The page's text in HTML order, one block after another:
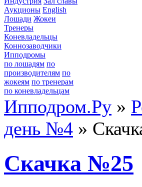
Аукционы English
Лошади Жокеи
Тренеры
Коневладельцы
Коннозаводчики
Ипподромы
по лошадям по
производителям по
жокеям по тренерам
по коневладельцам
Ипподром.Ру »
день №4 »
Скачка №25